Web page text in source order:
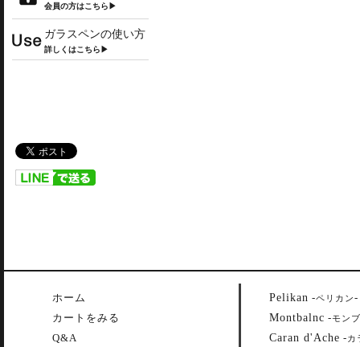
会員の方はこちら▶
ガラスペンの使い方
詳しくはこちら▶
ホーム
カートをみる
Q&A
Pelikan -ペリカン-
Montbalnc -モン
Caran d'Ache -カ